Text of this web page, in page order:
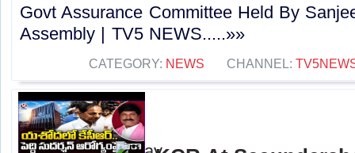
Govt Assurance Committee Held By
Assembly | TV5 NEWS.....»»
CATEGORY: NEWS CHANNEL: